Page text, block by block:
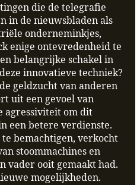
die de telegrafie
in de nieuwsbladen als
onderneminkjes,
enige ontevredenheid te
belangrijke schakel in
innovatieve techniek?
geldzucht van anderen
uit een gevoel van
agressiviteit om dit
een betere verdienste.
bemachtigen, verkocht
stoommachines en
vader ooit gemaakt had.
mogelijkheden.